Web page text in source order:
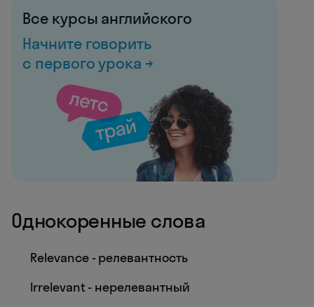
Все курсы английского
Начните говорить
с первого урока →
Однокоренные слова
Relevance - релевантность
Irrelevant - нерелевантный